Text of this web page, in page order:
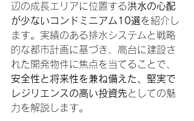
辺の成長エリアに位置する洪水の心配
が少ないコンドミニアム10選を紹介し
ます。実績のある排水システムと戦略
的な都市計画に基づき、高台に建設さ
れた開発物件に焦点を当てることで、
安全性と将来性を兼ね備えた、堅実で
レジリエンスの高い投資先としての魅
力を解説します。